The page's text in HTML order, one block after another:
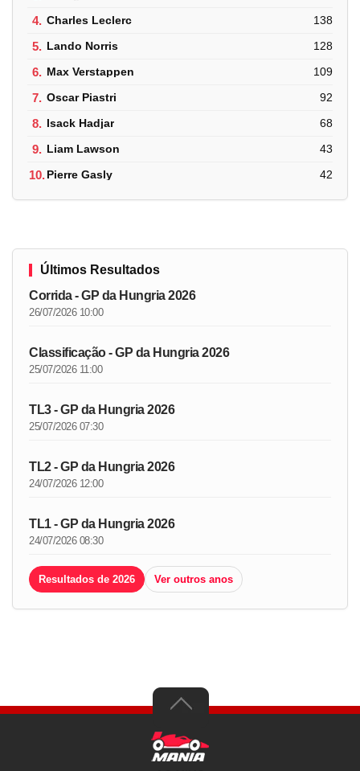
4. Charles Leclerc 138
5. Lando Norris 128
6. Max Verstappen 109
7. Oscar Piastri 92
8. Isack Hadjar 68
9. Liam Lawson 43
10.Pierre Gasly 42
Últimos Resultados
Corrida - GP da Hungria 2026
26/07/2026 10:00
Classificação - GP da Hungria 2026
25/07/2026 11:00
TL3 - GP da Hungria 2026
25/07/2026 07:30
TL2 - GP da Hungria 2026
24/07/2026 12:00
TL1 - GP da Hungria 2026
24/07/2026 08:30
Resultados de 2026 Ver outros anos